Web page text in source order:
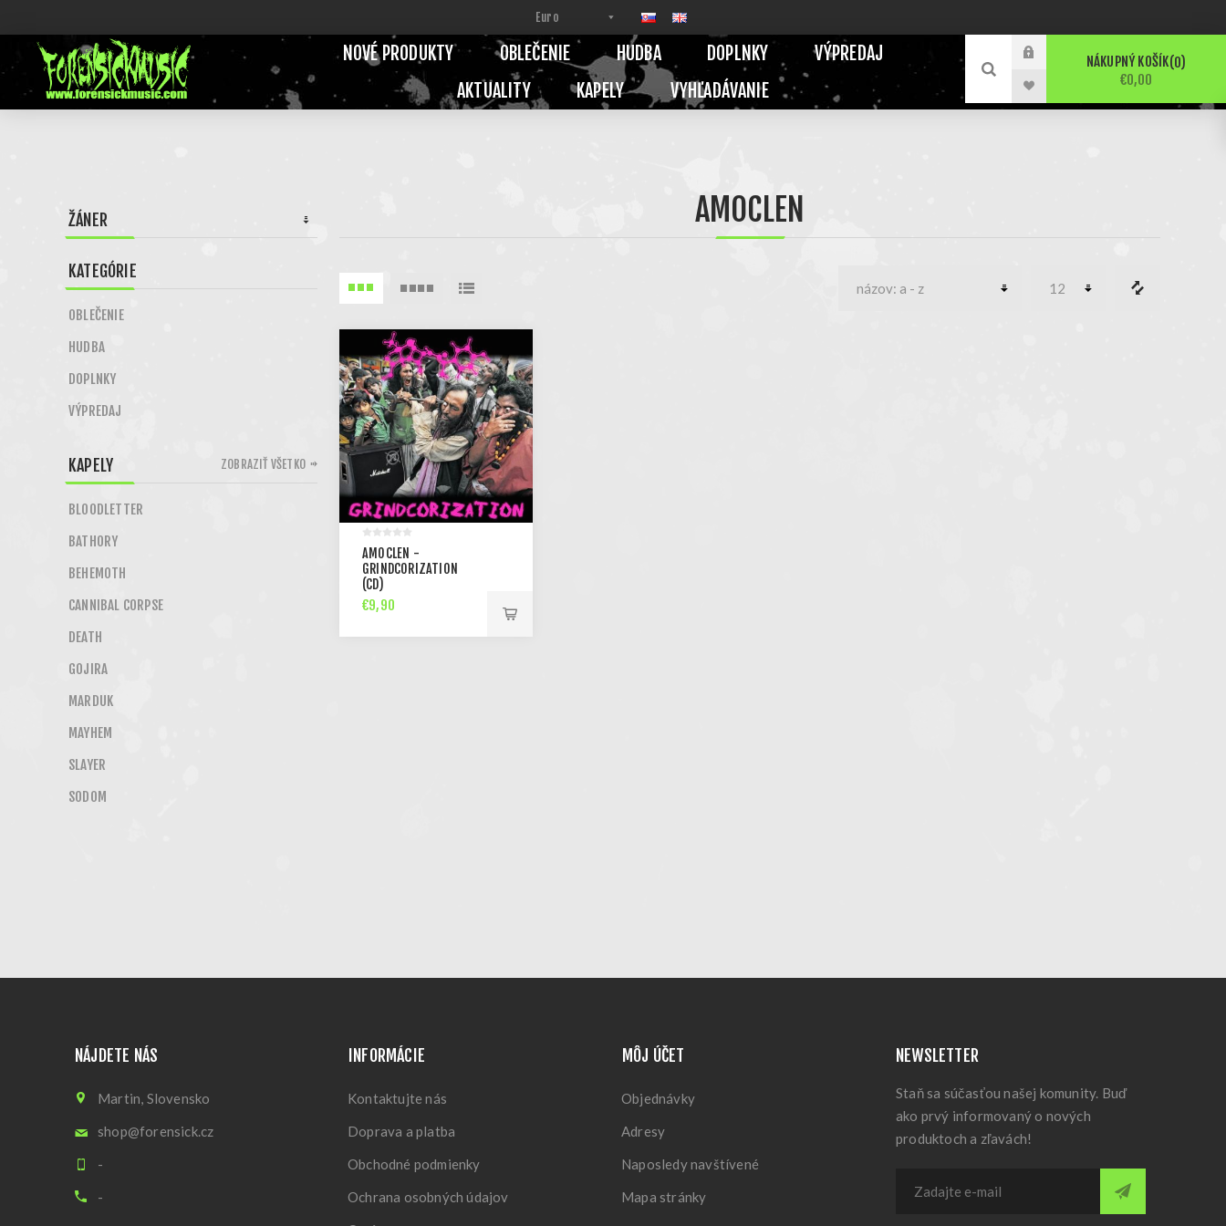
NOVÉ PRODUKTY OBLEČENIE HUDBA DOPLNKY
VÝPREDAJ
AKTUALITY
KAPELY VYHĽADÁVANIE
NÁKUPNÝ KOŠÍK 0
€0,00
AMOCLEN
AMOCLEN -
GRINDCORIZATION
(CD)
€9,90
ŽÁNER
KATEGÓRIE
OBLEČENIE
HUDBA
DOPLNKY
VÝPREDAJ
KAPELY
BLOODLETTER
BATHORY
BEHEMOTH
CANNIBAL CORPSE
DEATH
GOJIRA
MARDUK
MAYHEM
SLAYER
SODOM
ZOBRAZIŤ VŠETKO
NÁJDETE NÁS
Martin, Slovensko
shop@forensick.cz
-
-
INFORMÁCIE
Kontaktujte nás
Doprava a platba
Obchodné podmienky
Ochrana osobných údajov
MÔJ ÚČET
Objednávky
Adresy
Naposledy navštívené
Mapa stránky
NEWSLETTER
Staň sa súčasťou našej komunity. Buď
ako prvý informovaný o nových
produktoch a zľavách!